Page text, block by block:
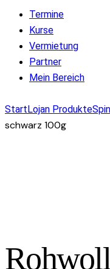
Termine
Kurse
Vermietung
Partner
Mein Bereich
facebook-
1
instagram
mail-
empty
StartLojan Produkte
schwarz 100g